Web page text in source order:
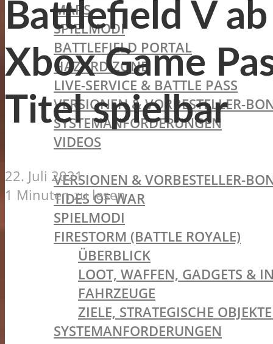
MAPS
SPIELMODI
BATTLEFIELD PORTAL
HAZARD ZONE
LIVE-SERVICE & BATTLE PASS
VERSIONEN & VORBESTELLER-
SYSTEMANFORDERUNGEN
VIDEOS
VERSIONEN & VORBESTELLER-
TIDES OF WAR
SPIELMODI
FIRESTORM (BATTLE ROYALE)
ÜBERBLICK
LOOT, WAFFEN, GADGETS &
FAHRZEUGE
ZIELE, STRATEGISCHE
SYSTEMANFORDERUNGEN
Battlefield V
Xbox Game
Titel spielbar
22. Juli 2021
1 Minuten zu lesen